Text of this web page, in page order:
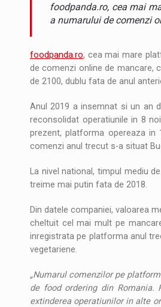
foodpanda.ro, cea mai
a numarului de comenzi
foodpanda.ro, cea mai mare
de comenzi online de mancare,
de 2100, dublu fata de anul
Anul 2019 a insemnat si un an
reconsolidat operatiunile in 8
prezent, platforma opereaza
comenzi anul trecut s-a situat
La nivel national, timpul mediu
treime mai putin fata de 2018.
Din datele companiei, valoarea
cheltuit cel mai mult pe
inregistrata pe platforma anul
vegetariene.
„Numarul comenzilor pe
de food ordering din
extinderea operatiunilor in alte